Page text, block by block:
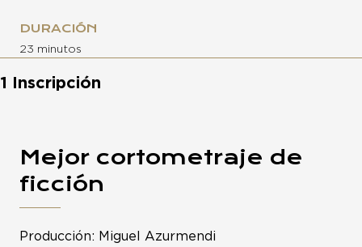
DURACIÓN
23 minutos
1 Inscripción
Mejor cortometraje de
ficción
Producción: Miguel Azurmendi